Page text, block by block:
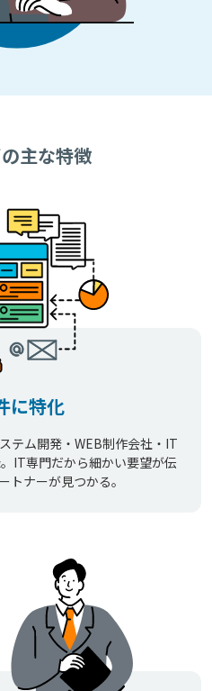
主な特徴
に特化
テム開発・WEB制作会社・IT
IT専門だから細かい要望が伝
トナーが見つかる。